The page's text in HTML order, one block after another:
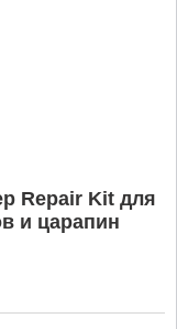
Repair Kit для
и царапин